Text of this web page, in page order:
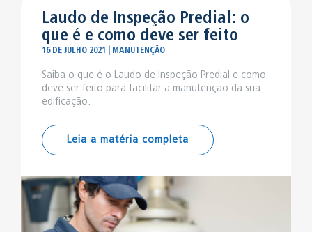
Laudo de Inspeção Predial: o
que é e como deve ser feito
16 DE JULHO 2021 | MANUTENÇÃO
Saiba o que é o Laudo de Inspeção Predial e como
deve ser feito para facilitar a manutenção da sua
edificação.
Leia a matéria completa